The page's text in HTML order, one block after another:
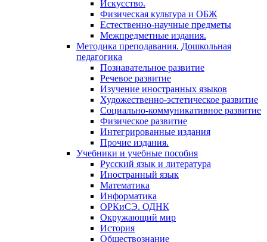
Искусство.
Физическая культура и ОБЖ
Естественно-научные предметы
Межпредметные издания.
Методика преподавания. Дошкольная
педагогика
Познавательное развитие
Речевое развитие
Изучение иностранных языков
Художественно-эстетическое развитие
Социально-коммуникативное развитие
Физическое развитие
Интегрированные издания
Прочие издания.
Учебники и учебные пособия
Русский язык и литература
Иностранный язык
Математика
Информатика
ОРКиСЭ. ОДНК
Окружающий мир
История
Обществознание